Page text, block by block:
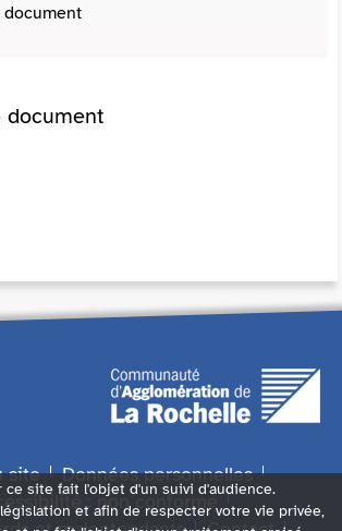
document
site
Données personnelles
: non conforme
ce site fait l'objet d'un suivi d'audience.
et afin de respecter votre vie privée,